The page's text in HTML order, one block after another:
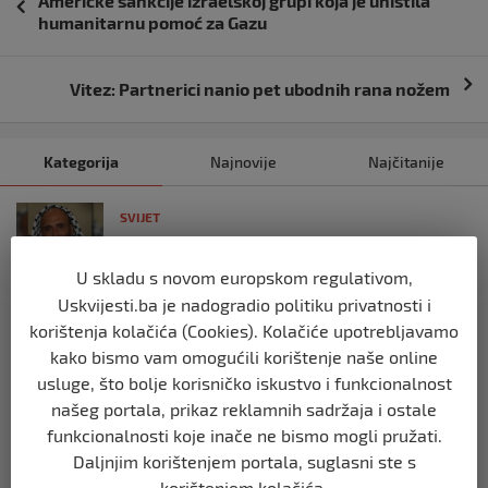
objavahumanitarnu pomoć za Gazu
Vitez: Partnerici nanio pet ubodnih rana nožem
Kategorija Najnovije Najčitanije
SVIJET
Italijanski kapetan iz flotile za Gazu
snage prekinule molitvu njegove
posade
prije 10 mjeseci
SVIJET
Brod “Mikeno” probio izraelsku blokadu
i uplovio u Gazu – kapetan iz Sarajeva
vijori zastavu BiH
prije 10 mjeseci
U skladu s novom europskom regulativom,
Uskvijesti.ba je nadogradio politiku privatnosti i
korištenja kolačića (Cookies). Kolačiće upotrebljavamo
kako bismo vam omogućili korištenje naše online
usluge, što bolje korisničko iskustvo i funkcionalnost
našeg portala, prikaz reklamnih sadržaja i ostale
funkcionalnosti koje inače ne bismo mogli pružati.
Daljnjim korištenjem portala, suglasni ste s